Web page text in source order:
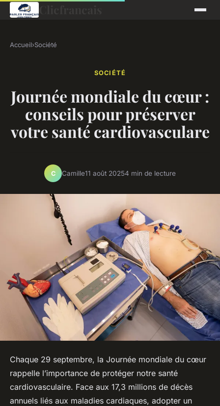
Clicfrancais
Accueil›Société
SOCIÉTÉ
Journée mondiale du cœur :
conseils pour préserver
votre santé cardiovasculare
C Camille11 août 20254 min de lecture
Chaque 29 septembre, la Journée mondiale du cœur
rappelle l’importance de protéger notre santé
cardiovasculaire. Face aux 17,3 millions de décès
annuels liés aux maladies cardiaques, adopter un